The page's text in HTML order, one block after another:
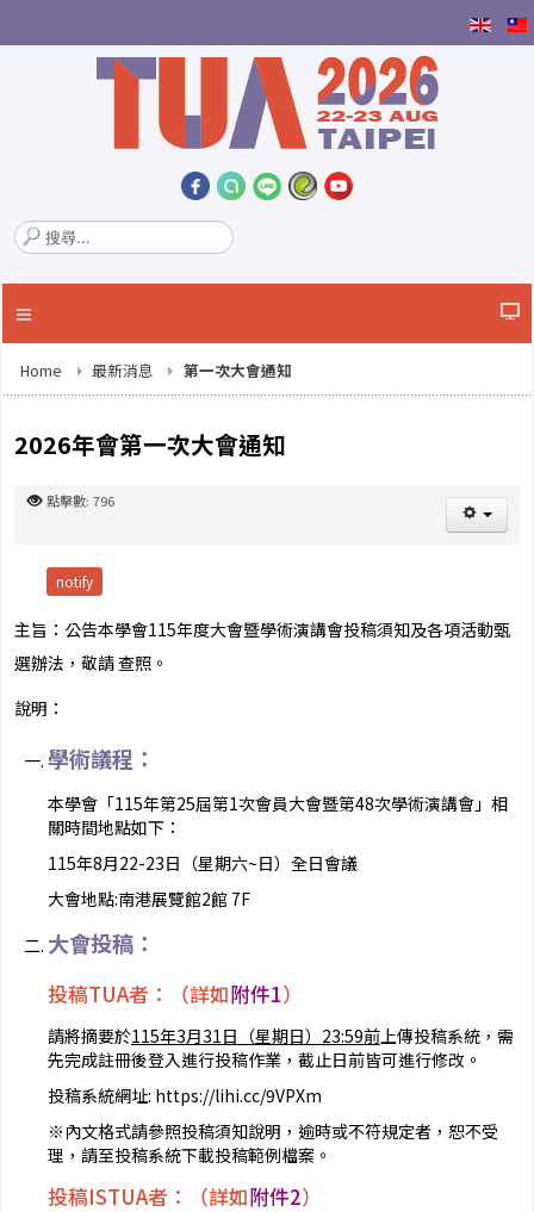
搜
尋
.
Home 最新消息 第一次大會通知
2026年會第一次大會通知
點擊數: 796
notify
主旨：公告本學會115年度大會暨學術演講會投稿須知及各項活動甄
選辦法，敬請 查照。
說明：
學術議程：
本學會「115年第25屆第1次會員大會暨第48次學術演講會」相
關時間地點如下：
115年8月22-23日（星期六~日）全日會議
大會地點:南港展覽館2館 7F
大會投稿：
投稿TUA者：（詳如附件1）
請將摘要於115年3月31日（星期日）23:59前 上傳投稿系統，需
先完成註冊後登入進行投稿作業，截止日前皆可進行修改。
投稿系統網址: https://lihi.cc/9VPXm
※內文格式請參照投稿須知說明，逾時或不符規定者，恕不受
理，請至投稿系統下載投稿範例檔案。
投稿ISTUA者：（詳如附件2）